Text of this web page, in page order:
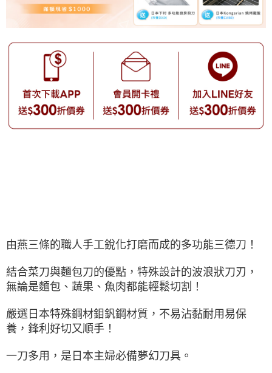
由燕三條的職人手工銳化打磨而成的多功能三德刀！
結合菜刀與麵包刀的優點，特殊設計的波浪狀刀刃，
無論是麵包、蔬果、魚肉都能輕鬆切割！
嚴選日本特殊鋼材鉬釩鋼材質，不易沾黏耐用易保
養，鋒利好切又順手！
一刀多用，是日本主婦必備夢幻刀具。